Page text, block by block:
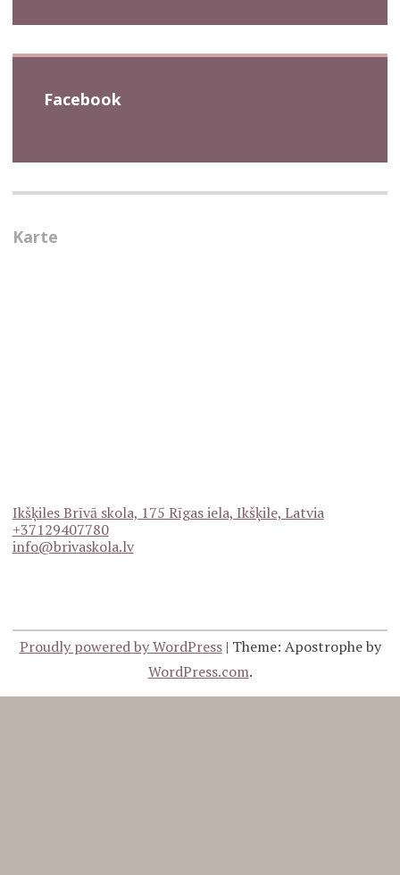
Facebook
Karte
Ikšķiles Brīvā skola, 175 Rīgas iela, Ikšķile, Latvia
+37129407780
info@brivaskola.lv
Proudly powered by WordPress | Theme: Apostrophe by
WordPress.com.